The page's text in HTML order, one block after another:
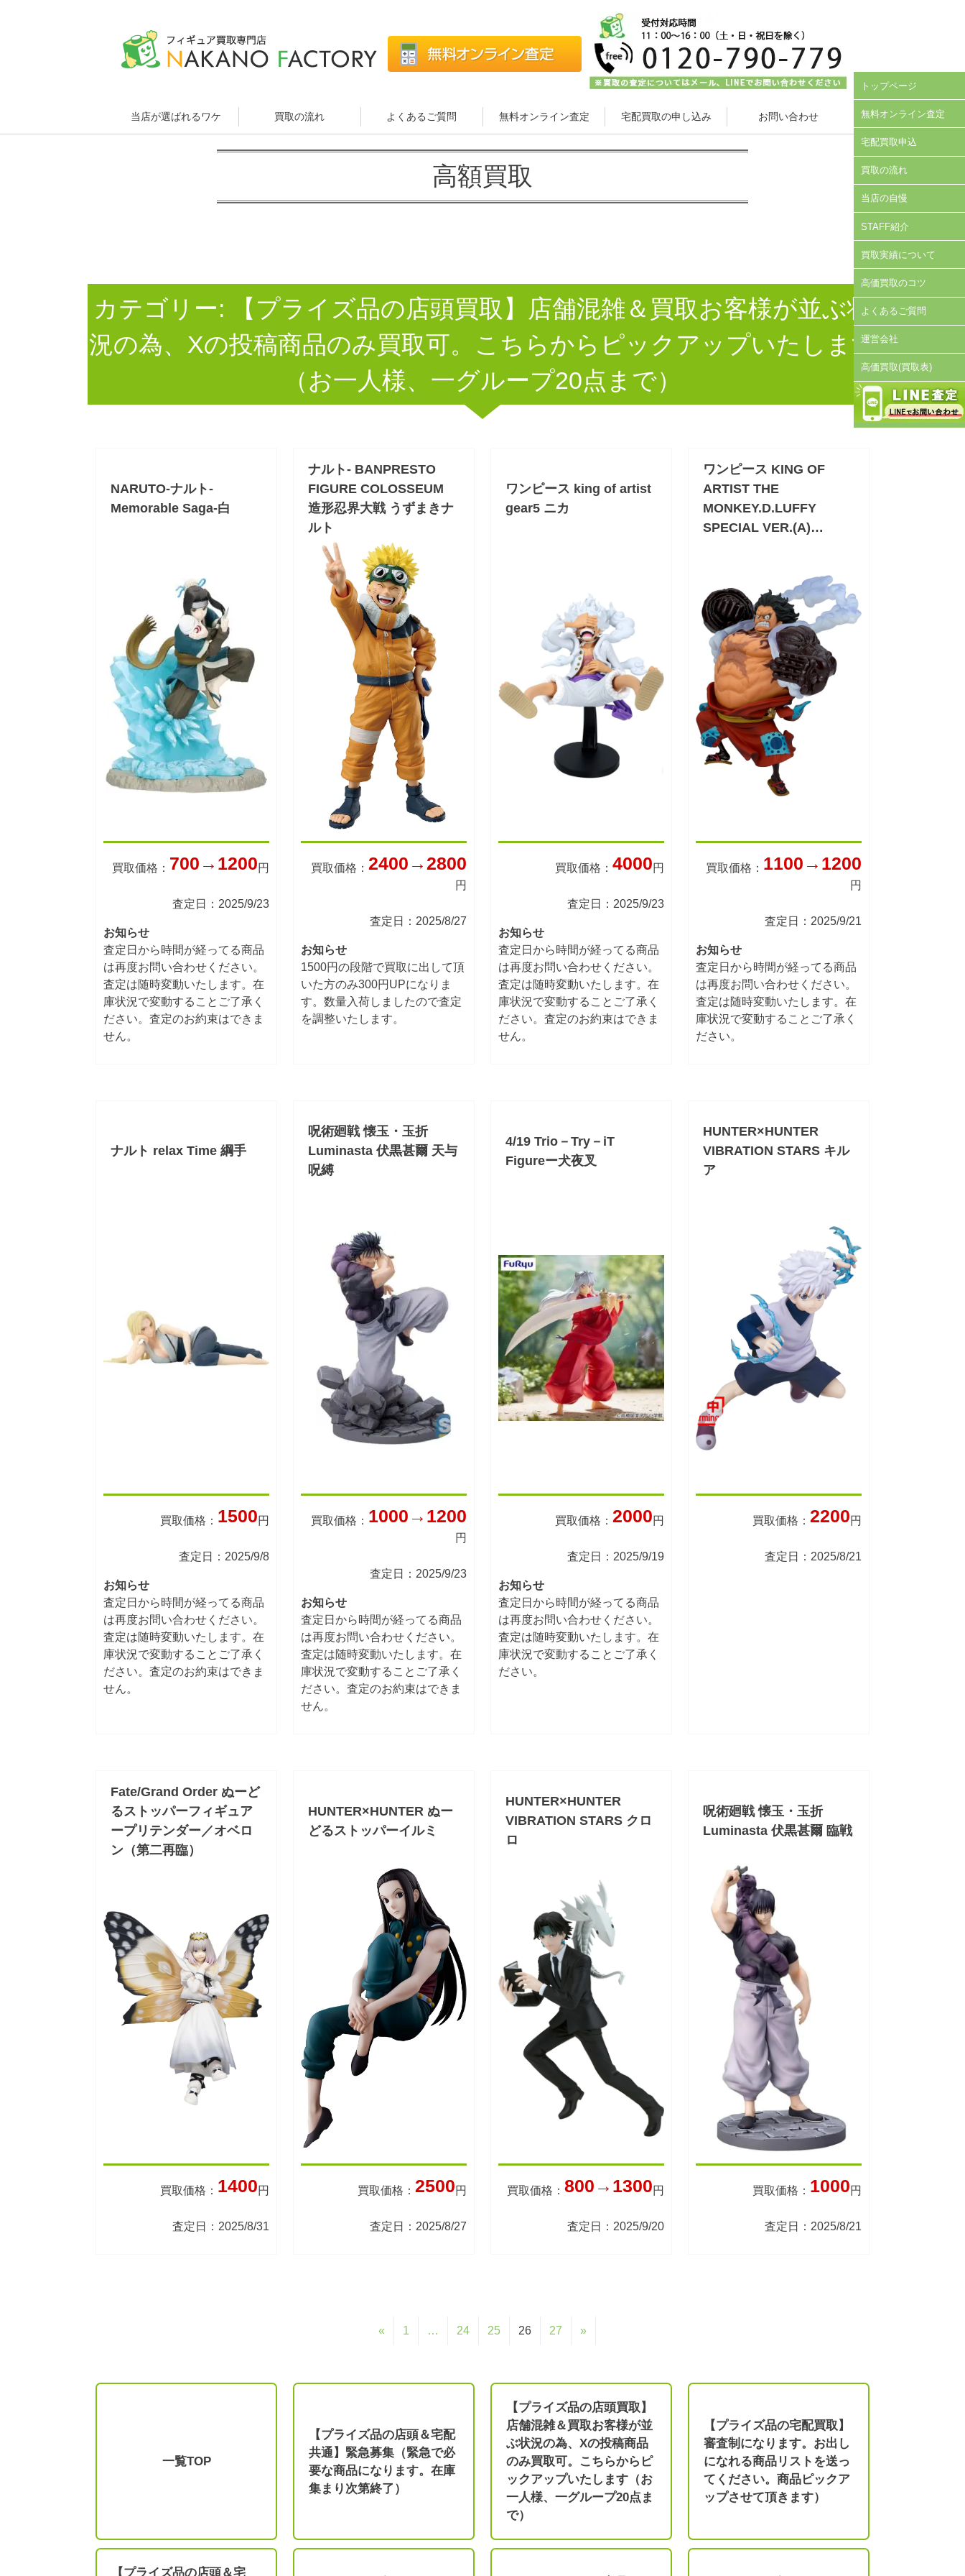
当店が選ばれるワケ 買取の流れ よくあるご質問 無料オンライン査定 宅配買取の申し込み お問い合わせ
高額買取
カテゴリー:
【プライズ品の店頭買取】店舗混雑＆買取お客様が並ぶ状
況の為、Xの投稿商品のみ買取可。こちらからピックアップいたします
（お一人様、一グループ20点まで）
NARUTO-ナルト-
Memorable Saga-白
買取価格： 700→1200円
査定日：2025/9/23
お知らせ
査定日から時間が経ってる商品
は再度お問い合わせください。
査定は随時変動いたします。在
庫状況で変動することご了承く
ださい。査定のお約束はできま
せん。
ナルト- BANPRESTO
FIGURE COLOSSEUM
造形忍界大戦 うずまきナ
ルト
買取価格： 2400→2800
円
査定日：2025/8/27
お知らせ
1500円の段階で買取に出して頂
いた方のみ300円UPになりま
す。数量入荷しましたので査定
を調整いたします。
ワンピース king of artist
gear5 ニカ
買取価格： 4000円
査定日：2025/9/23
お知らせ
査定日から時間が経ってる商品
は再度お問い合わせください。
査定は随時変動いたします。在
庫状況で変動することご了承く
ださい。査定のお約束はできま
せん。
ワンピース KING OF
ARTIST THE
MONKEY.D.LUFFY
SPECIAL VER.(A)…
買取価格： 1100→1200
円
査定日：2025/9/21
お知らせ
査定日から時間が経ってる商品
は再度お問い合わせください。
査定は随時変動いたします。在
庫状況で変動することご了承く
ださい。
ナルト relax Time 綱手
買取価格： 1500円
査定日：2025/9/8
お知らせ
査定日から時間が経ってる商品
は再度お問い合わせください。
査定は随時変動いたします。在
庫状況で変動することご了承く
ださい。査定のお約束はできま
せん。
呪術廻戦 懐玉・玉折
Luminasta 伏黒甚爾 天与
呪縛
買取価格： 1000→1200
円
査定日：2025/9/23
お知らせ
査定日から時間が経ってる商品
は再度お問い合わせください。
査定は随時変動いたします。在
庫状況で変動することご了承く
ださい。査定のお約束はできま
せん。
4/19 Trio－Try－iT
Figureー犬夜叉
買取価格： 2000円
査定日：2025/9/19
お知らせ
査定日から時間が経ってる商品
は再度お問い合わせください。
査定は随時変動いたします。在
庫状況で変動することご了承く
ださい。
HUNTER×HUNTER
VIBRATION STARS キル
ア
買取価格： 2200円
査定日：2025/8/21
Fate/Grand Order ぬーど
るストッパーフィギュア
ープリテンダー／オベロ
ン（第二再臨）
買取価格： 1400円
査定日：2025/8/31
HUNTER×HUNTER ぬー
どるストッパーイルミ
買取価格： 2500円
査定日：2025/8/27
HUNTER×HUNTER
VIBRATION STARS クロ
ロ
買取価格： 800→1300円
査定日：2025/9/20
呪術廻戦 懐玉・玉折
Luminasta 伏黒甚爾 臨戦
買取価格： 1000円
査定日：2025/8/21
« 1 … 24 25 26 27 »
一覧TOP
【プライズ品の店頭＆宅配
共通】緊急募集（緊急で必
要な商品になります。在庫
集まり次第終了）
【プライズ品の店頭買取】
店舗混雑＆買取お客様が並
ぶ状況の為、Xの投稿商品
のみ買取可。こちらからピ
ックアップいたします（お
一人様、一グループ20点ま
で）
【プライズ品の宅配買取】
審査制になります。お出し
になれる商品リストを送っ
てください。商品ピックア
ップさせて頂きます）
【プライズ品の店頭＆宅
トップページ
無料オンライン査定
宅配買取申込
買取の流れ
当店の自慢
STAFF紹介
買取実績について
高価買取のコツ
よくあるご質問
運営会社
高価買取(買取表)